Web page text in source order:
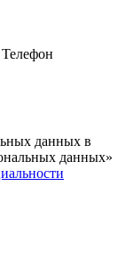
Телефон
данных в
данных»